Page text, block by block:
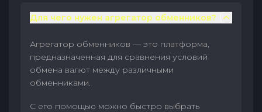
Для чего нужен агрегатор обменников?
Агрегатор обменников — это платформа,
предназначенная для сравнения условий
обмена валют между различными
обменниками.
С его помощью можно быстро выбрать